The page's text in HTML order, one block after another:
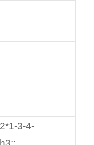
3-4-